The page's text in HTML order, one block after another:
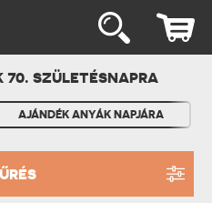
SZÜLETÉSNAPRA
AJÁNDÉK ANYÁK NAPJÁRA